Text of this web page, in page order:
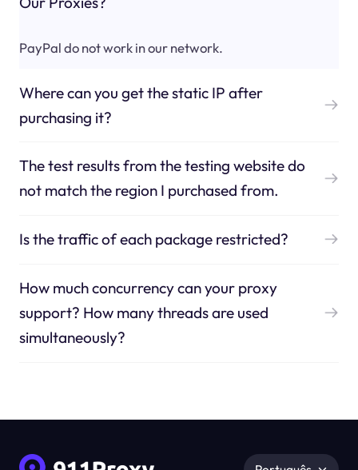
PayPal do not work in our network.
Where can you get the static IP after
purchasing it?
The test results from the testing website do
not match the region I purchased from.
Is the traffic of each package restricted?
How much concurrency can your proxy
support? How many threads are used
simultaneously?